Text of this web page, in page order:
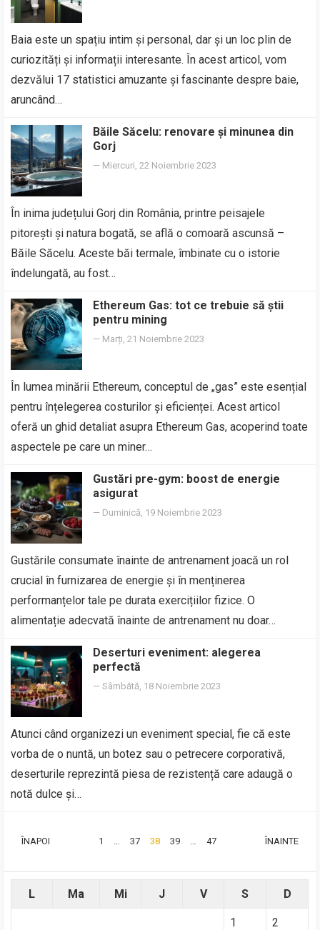
Baia este un spațiu intim și personal, dar și un loc plin de
curiozități și informații interesante. În acest articol, vom
dezvălui 17 statistici amuzante și fascinante despre baie,
aruncând…
Băile Săcelu: renovare și minunea din
Gorj
— Miercuri, 22 Noiembrie 2023
În inima județului Gorj din România, printre peisajele
pitorești și natura bogată, se află o comoară ascunsă –
Băile Săcelu. Aceste băi termale, îmbinate cu o istorie
îndelungată, au fost…
Ethereum Gas: tot ce trebuie să știi
pentru mining
— Marți, 21 Noiembrie 2023
În lumea minării Ethereum, conceptul de „gas” este esențial
pentru înțelegerea costurilor și eficienței. Acest articol
oferă un ghid detaliat asupra Ethereum Gas, acoperind toate
aspectele pe care un miner…
Gustări pre-gym: boost de energie
asigurat
— Duminică, 19 Noiembrie 2023
Gustările consumate înainte de antrenament joacă un rol
crucial în furnizarea de energie și în menținerea
performanțelor tale pe durata exercițiilor fizice. O
alimentație adecvată înainte de antrenament nu doar…
Deserturi eveniment: alegerea
perfectă
—Sâmbătă, 18 Noiembrie 2023
Atunci când organizezi un eveniment special, fie că este
vorba de o nuntă, un botez sau o petrecere corporativă,
deserturile reprezintă piesa de rezistență care adaugă o
notă dulce și…
PAGINAȚIE
ÎNAPOI 1 … 37 38 39 … 47 ÎNAINTE
L Ma Mi J V S D
1 2